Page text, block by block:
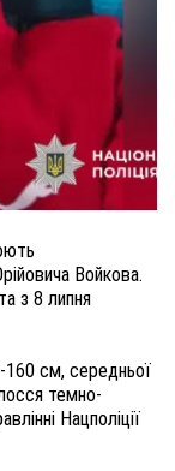
Войкова.
з 8 липня
см, середньої
темно-
Нацполіції